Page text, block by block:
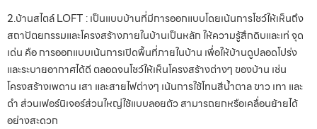
2.​บ้านสไตล์ LOFT : เป็นแบบบ้านที่มีการออกแบบโดยเน้นการโชว์ให้เห็นถึง
สถาปัตยกรรมและโครงสร้างภายในบ้านเป็นหลัก ให้ความรู้สึกดิบและเท่ จุด
เด่น คือ การออกแบบเน้นการเปิดพื้นที่ภายในบ้าน เพื่อให้บ้านดูปลอดโปร่ง
และระบายอากาศได้ดี ตลอดจนโชว์ให้เห็นโครงสร้างต่างๆ ของบ้าน เช่น
โครงสร้างเพดาน เสา และสายไฟต่างๆ เน้นการใช้โทนสีนํ้าตาล ขาว เทา และ
ดำ ส่วนเฟอร์นิเจอร์ส่วนใหญ่ใช้แบบลอยตัว สามารถยกหรือเคลื่อนย้ายได้
อย่างสะดวก